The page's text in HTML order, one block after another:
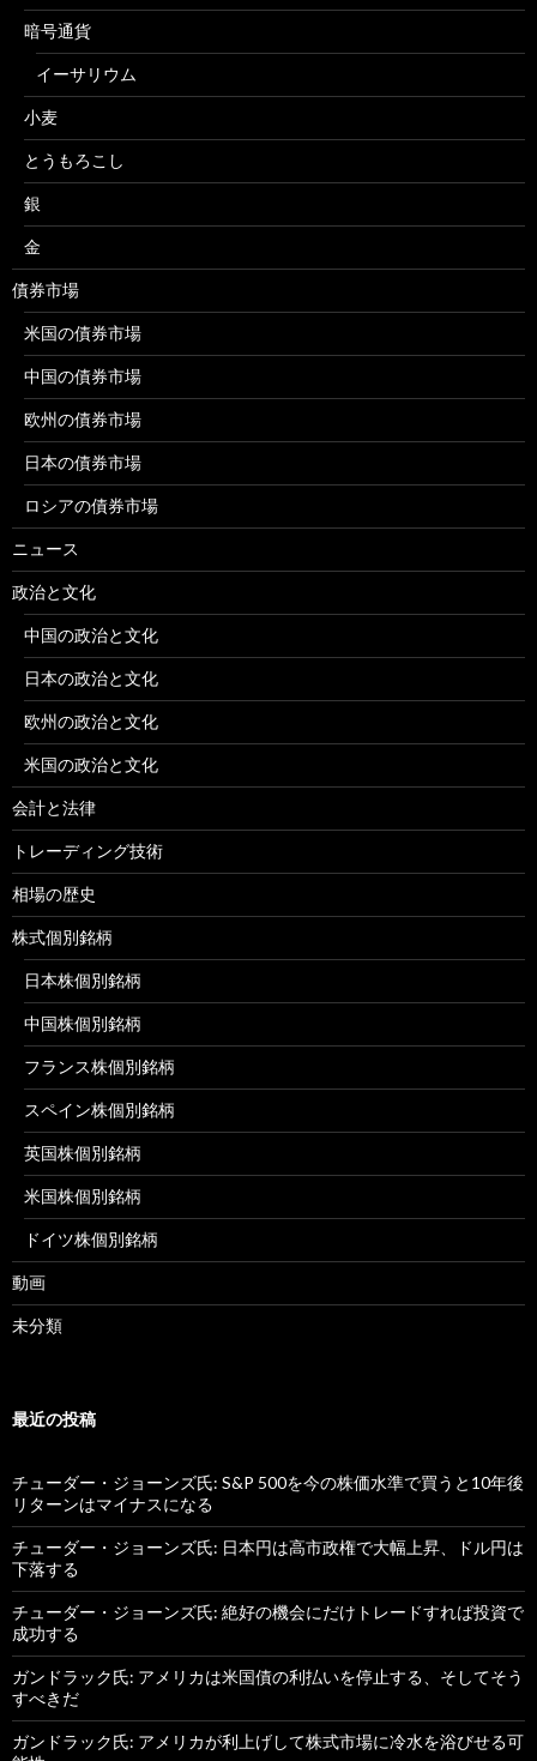
暗号通貨
イーサリウム
小麦
とうもろこし
銀
金
債券市場
米国の債券市場
中国の債券市場
欧州の債券市場
日本の債券市場
ロシアの債券市場
ニュース
政治と文化
中国の政治と文化
日本の政治と文化
欧州の政治と文化
米国の政治と文化
会計と法律
トレーディング技術
相場の歴史
株式個別銘柄
日本株個別銘柄
中国株個別銘柄
フランス株個別銘柄
スペイン株個別銘柄
英国株個別銘柄
米国株個別銘柄
ドイツ株個別銘柄
動画
未分類
最近の投稿
チューダー・ジョーンズ氏: S&P 500を今の株価水準で買うと10年後
リターンはマイナスになる
チューダー・ジョーンズ氏: 日本円は高市政権で大幅上昇、ドル円は
下落する
チューダー・ジョーンズ氏: 絶好の機会にだけトレードすれば投資で
成功する
ガンドラック氏: アメリカは米国債の利払いを停止する、そしてそう
すべきだ
ガンドラック氏: アメリカが利上げして株式市場に冷水を浴びせる可